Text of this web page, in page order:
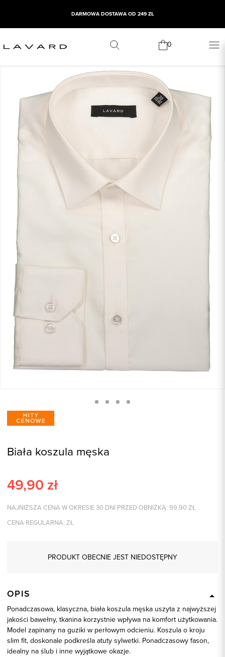
DARMOWA DOSTAWA OD 249 ZŁ
0
Biała koszula męska
49,90 zł
NAJNIŻSZA CENA W OKRESIE 30 DNI PRZED OBNIŻKĄ: 99,90 ZŁ
CENA REGULARNA: ZŁ
PRODUKT OBECNIE JEST NIEDOSTĘPNY
OPIS
Ponadczasowa, klasyczna, biała koszula męska uszyta z najwyższej
jakości bawełny, tkanina korzystnie wpływa na komfort użytkowania.
Model zapinany na guziki w perłowym odcieniu. Koszula o kroju
slim fit, doskonale podkreśla atuty sylwetki. Ponadczasowy fason,
idealny na ślub i inne wyjątkowe okazje.